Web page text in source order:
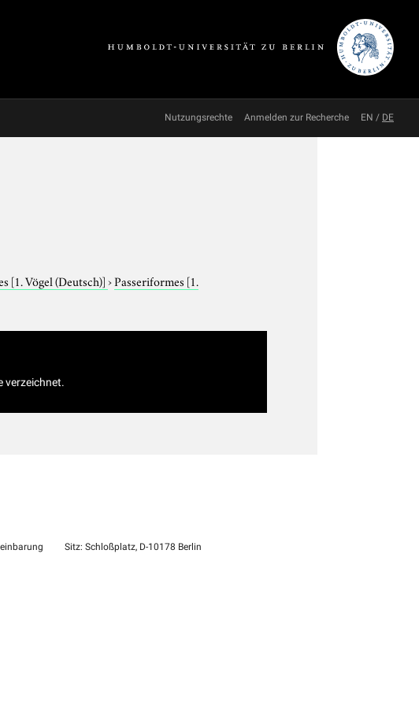
Nutzungsrechte Anmelden zur Recherche EN / DE
[1. Vögel (Deutsch)]›Passeriformes [1.
verzeichnet.
Sitz: Schloßplatz, D-10178 Berlin